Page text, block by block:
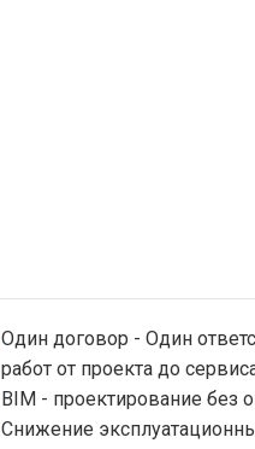
Один договор - Один
работ от проекта до
BIM - проектирование без
Снижение